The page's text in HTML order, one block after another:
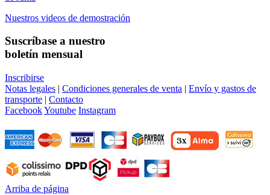
Nuestros videos de demostración
Suscríbase a nuestro
boletín mensual
Inscribirse
Notas legales | Condiciones generales de venta | Envío y gastos de
transporte | Contacto
FacebookYoutube Instagram
Arriba de página